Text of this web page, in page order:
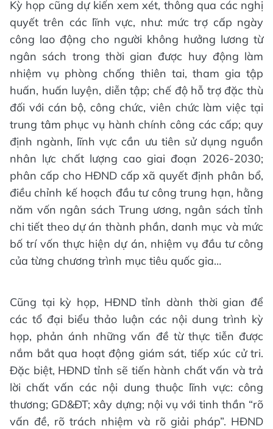
Kỳ họp cũng dự kiến xem xét, thông qua các nghị
quyết trên các lĩnh vực, như: mức trợ cấp ngày
công lao động cho người không hưởng lương từ
ngân sách trong thời gian được huy động làm
nhiệm vụ phòng chống thiên tai, tham gia tập
huấn, huấn luyện, diễn tập; chế độ hỗ trợ đặc thù
đối với cán bộ, công chức, viên chức làm việc tại
trung tâm phục vụ hành chính công các cấp; quy
định ngành, lĩnh vực cần ưu tiên sử dụng nguồn
nhân lực chất lượng cao giai đoạn 2026-2030;
phân cấp cho HĐND cấp xã quyết định phân bổ,
điều chỉnh kế hoạch đầu tư công trung hạn, hằng
năm vốn ngân sách Trung ương, ngân sách tỉnh
chi tiết theo dự án thành phần, danh mục và mức
bố trí vốn thực hiện dự án, nhiệm vụ đầu tư công
của từng chương trình mục tiêu quốc gia…
Cũng tại kỳ họp, HĐND tỉnh dành thời gian để
các tổ đại biểu thảo luận các nội dung trình kỳ
họp, phản ánh những vấn đề từ thực tiễn được
nắm bắt qua hoạt động giám sát, tiếp xúc cử tri.
Đặc biệt, HĐND tỉnh sẽ tiến hành chất vấn và trả
lời chất vấn các nội dung thuộc lĩnh vực: công
thương; GD&ĐT; xây dựng; nội vụ với tinh thần “rõ
vấn đề, rõ trách nhiệm và rõ giải pháp”. HĐND